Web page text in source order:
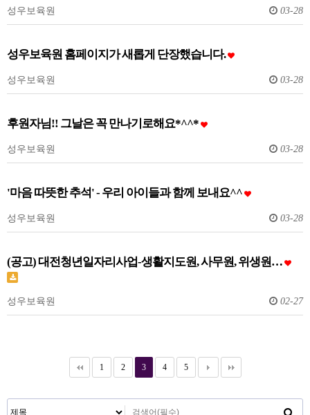
성우보육원 03-28
성우보육원 홈페이지가 새롭게 단장했습니다.
성우보육원 03-28
후원자님!! 그날은 꼭 만나기로해요*^^*
성우보육원 03-28
'마음 따뜻한 추석' - 우리 아이들과 함께 보내요^^
성우보육원 03-28
(공고) 대전청년일자리사업-생활지도원, 사무원, 위생원…
성우보육원 02-27
1 2 3 4 5